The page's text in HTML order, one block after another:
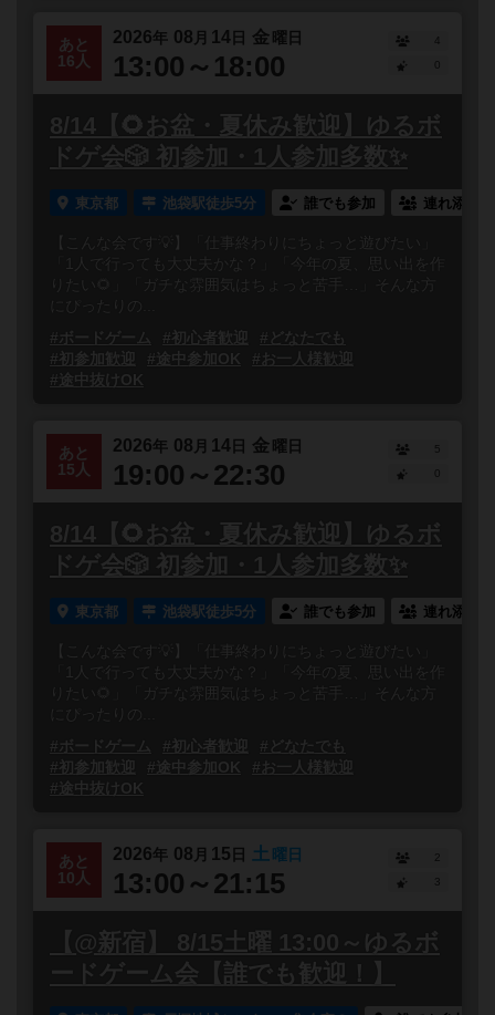
あと
16人
2026年 08 月 14 日 金曜日
13:00～18:00
4
8/14【🌻お盆・夏休み歓迎】ゆるボ
ドゲ会🎲 初参加・1人参加多数✨
東京都 池袋駅徒歩5分 誰でも参加 連れ添い
【こんな会です💡】「仕事終わりにちょっと遊びたい」
「1人で行っても大丈夫かな？」「今年の夏、思い出を作
りたい🌻」「ガチな雰囲気はちょっと苦手…」そんな方
#ボードゲーム
#初心者歓迎
#どなたでも
#初参加歓迎
#途中参加OK
#お一人様歓迎
#途中抜けOK
あと
15人
2026年 08 月 14 日 金曜日
19:00～22:30
5
8/14【🌻お盆・夏休み歓迎】ゆるボ
ドゲ会🎲 初参加・1人参加多数✨
東京都 池袋駅徒歩5分 誰でも参加 連れ添い
【こんな会です💡】「仕事終わりにちょっと遊びたい」
「1人で行っても大丈夫かな？」「今年の夏、思い出を作
りたい🌻」「ガチな雰囲気はちょっと苦手…」そんな方
#ボードゲーム
#初心者歓迎
#どなたでも
#初参加歓迎
#途中参加OK
#お一人様歓迎
#途中抜けOK
あと
10人
2026年 08 月 15 日 土 曜日
13:00～21:15
2
3
【@新宿】 8/15土曜 13:00～ゆるボ
ードゲーム会【誰でも歓迎！】